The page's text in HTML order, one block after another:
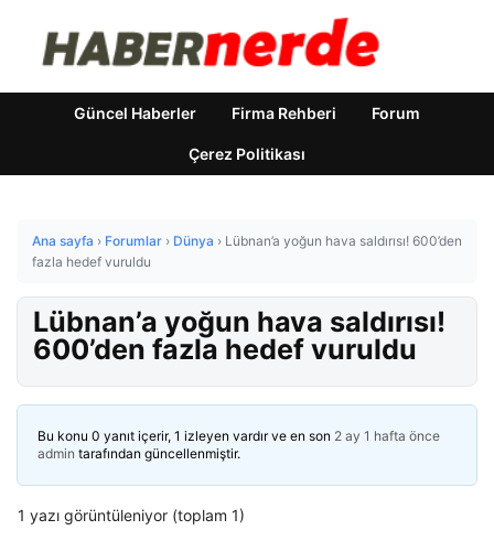
Güncel Haberler Firma Rehberi Forum
Çerez Politikası
Ana sayfa › Forumlar › Dünya › Lübnan’a yoğun hava saldırısı! 600’den
fazla hedef vuruldu
Lübnan’a yoğun hava saldırısı!
600’den fazla hedef vuruldu
Bu konu 0 yanıt içerir, 1 izleyen vardır ve en son 2 ay 1 hafta önce
admin tarafından güncellenmiştir.
1 yazı görüntüleniyor (toplam 1)